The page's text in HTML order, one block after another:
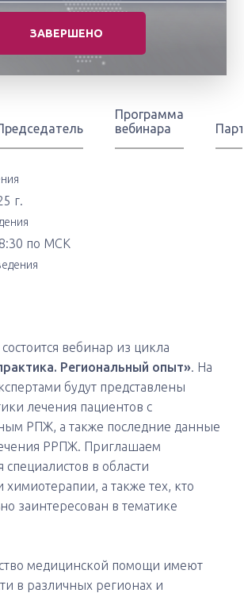
ЗАВЕРШЕНО
Программа
вебинара
г.
по МСК
вебинар из цикла
Региональный опыт». На
будут представлены
лечения пациентов с
РПЖ, а также последние данные
РРПЖ. Приглашаем
специалистов в области
химиотерапии, а также тех, кто
заинтересован в тематике
медицинской помощи имеют
в различных регионах и